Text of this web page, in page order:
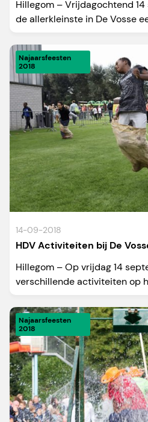
Hillegom – Vrijdagochtend
de allerkleinste in De Vosse
Najaarsfeesten
2018
14-09-2018
HDV Activiteiten bij De
Hillegom – Op vrijdag 14
verschillende activiteiten op
Najaarsfeesten
2018